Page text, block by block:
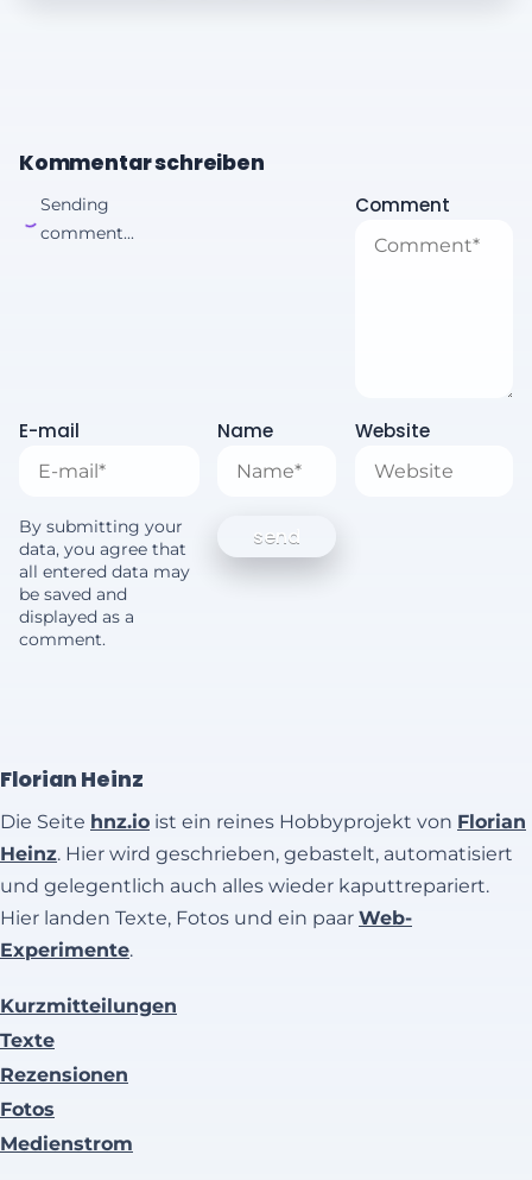
Kommentar schreiben
Sending
comment...
Comment
E-mail Name Website
By submitting your
data, you agree that
all entered data may
be saved and
displayed as a
comment.
Florian Heinz
Die Seite hnz.io ist ein reines Hobbyprojekt von Florian
Heinz. Hier wird geschrieben, gebastelt, automatisiert
und gelegentlich auch alles wieder kaputtrepariert.
Hier landen Texte, Fotos und ein paar Web-
Experimente.
Kurzmitteilungen
Texte
Rezensionen
Fotos
Medienstrom